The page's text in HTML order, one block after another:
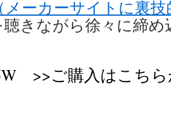
（メーカーサイトに裏
聴きながら徐々に締
>>ご購入はこち